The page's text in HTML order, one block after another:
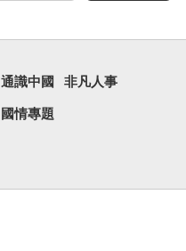
通識中國 非凡人事
國情專題